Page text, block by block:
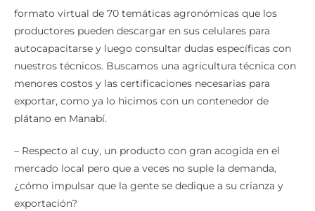
formato virtual de 70 temáticas agronómicas que los
productores pueden descargar en sus celulares para
autocapacitarse y luego consultar dudas específicas con
nuestros técnicos. Buscamos una agricultura técnica con
menores costos y las certificaciones necesarias para
exportar, como ya lo hicimos con un contenedor de
plátano en Manabí.
– Respecto al cuy, un producto con gran acogida en el
mercado local pero que a veces no suple la demanda,
¿cómo impulsar que la gente se dedique a su crianza y
exportación?